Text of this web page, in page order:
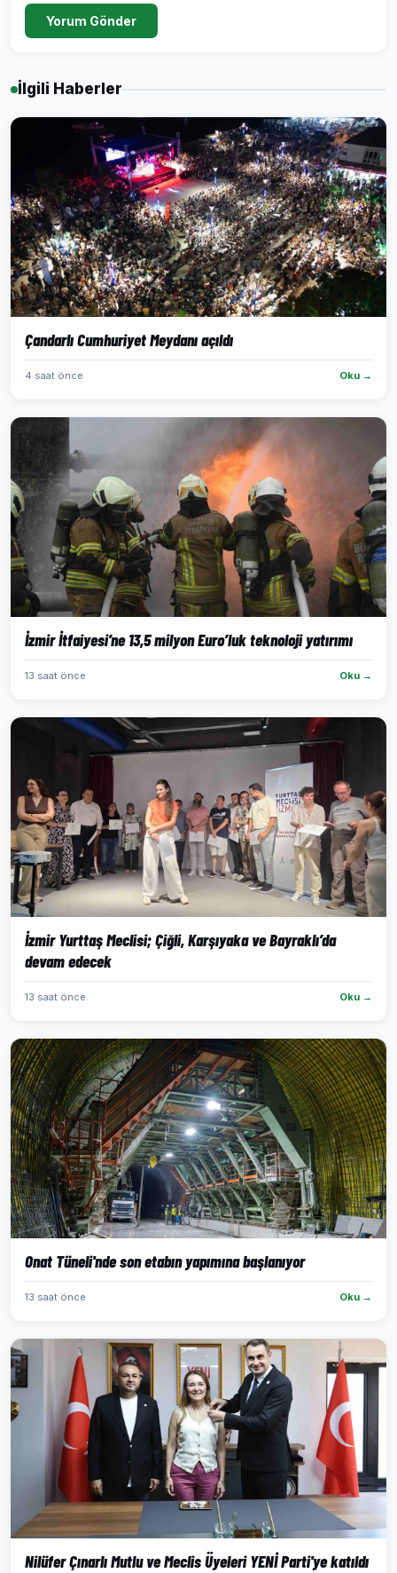
Yorum Gönder
İlgili Haberler
Çandarlı Cumhuriyet Meydanı açıldı
4 saat önce Oku →
İzmir İtfaiyesi’ne 13,5 milyon Euro’luk teknoloji yatırımı
13 saat önce Oku →
İzmir Yurttaş Meclisi; Çiğli, Karşıyaka ve Bayraklı’da
devam edecek
13 saat önce Oku →
Onat Tüneli'nde son etabın yapımına başlanıyor
13 saat önce Oku →
Nilüfer Çınarlı Mutlu ve Meclis Üyeleri YENİ Parti'ye katıldı